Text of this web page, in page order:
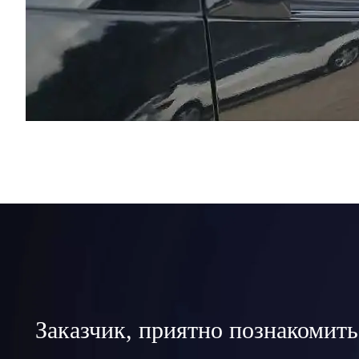
Заказчик, приятно